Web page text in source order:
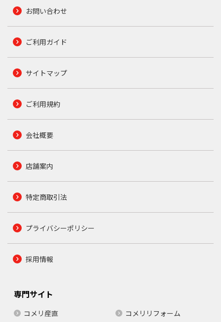
お問い合わせ
ご利用ガイド
サイトマップ
ご利用規約
会社概要
店舗案内
特定商取引法
プライバシーポリシー
採用情報
専門サイト
コメリ産直 コメリリフォーム